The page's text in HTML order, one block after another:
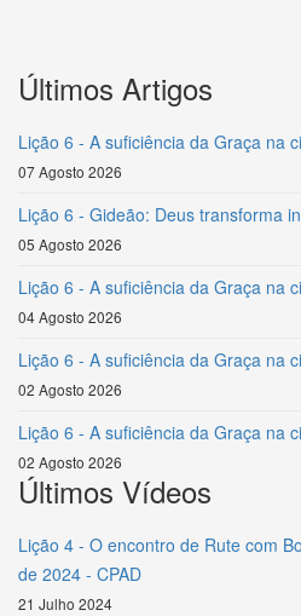
Últimos Artigos
Lição 6 - A suficiência da Graça na
07 Agosto 2026
Lição 6 - Gideão: Deus transforma
05 Agosto 2026
Lição 6 - A suficiência da Graça na
04 Agosto 2026
Lição 6 - A suficiência da Graça na
02 Agosto 2026
Lição 6 - A suficiência da Graça na
02 Agosto 2026
Últimos Vídeos
Lição 4 - O encontro de Rute com
de 2024 - CPAD
21 Julho 2024